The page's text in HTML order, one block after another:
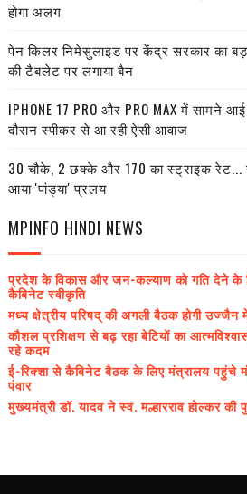
होगा अलग
पेन किलर निमेसुलाइड पर केंद्र सरकार का
की टैबलेट पर लगाया बैन
IPHONE 17 PRO और PRO MAX में सामने
दौरान स्पीकर से आ रही ऐसी आवाज
30 चौके, 2 छक्के और 170 का स्ट्राइक रेट...
आया 'पांड्या' प्रलय
MPINFO HINDI NEWS
प्रदेश के विकास और जन-कल्याण को गति देने के
कैबिनेट स्वीकृति
मध्य क्षेत्रीय परिषद् की अगली बैठक होगी उज्जैन
कौशल प्रशिक्षण से बढ़ रहा बेटियों का
रहे कदम
ई-रिक्शा से कैबिनेट बैठक के लिए मंत्रालय पहुंचे
पंवार
मुख्यमंत्री डॉ. यादव ने स्व. मल्हारराव होल्कर की